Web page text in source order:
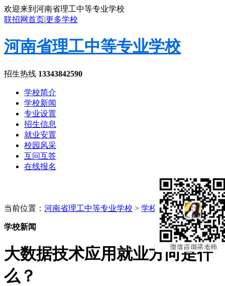
欢迎来到河南省理工中等专业学校
联招网首页|更多学校
河南省理工中等专业学校
招生热线 13343842590
学校简介
学校新闻
专业设置
招生信息
就业安置
校园风采
互问互答
在线报名
当前位置： 河南省理工中等专业学校 > 学校新闻
学校新闻
大数据技术应用就业方向是什
么？